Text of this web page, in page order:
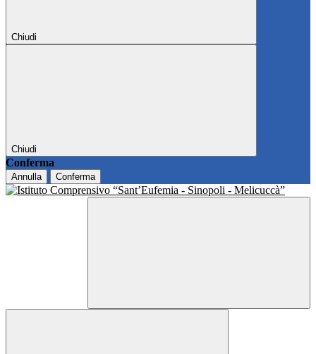
Chiudi
Chiudi
Conferma
Annulla Conferma